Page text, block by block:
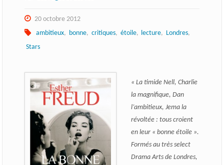
20 octobre 2012
ambitieux, bonne, critiques, étoile, lecture, Londres,
Stars
« La timide Nell, Charlie
la magnifique, Dan
l’ambitieux, Jema la
révoltée : tous croient
en leur « bonne étoile ».
Formés au très select
Drama Arts de Londres,